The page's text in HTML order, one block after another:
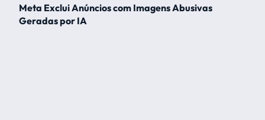
Meta Exclui Anúncios com Imagens Abusivas
Geradas por IA